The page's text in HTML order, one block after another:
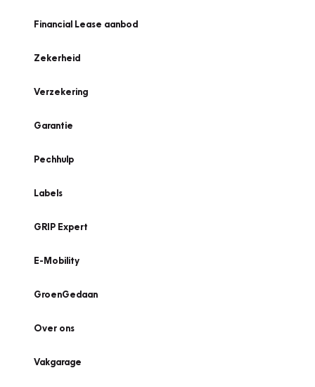
Financial Lease aanbod
Zekerheid
Verzekering
Garantie
Pechhulp
Labels
GRIP Expert
E-Mobility
GroenGedaan
Over ons
Vakgarage